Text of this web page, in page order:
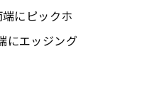
にピックホ
にエッジング